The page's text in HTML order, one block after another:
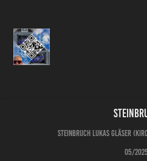
Steinbruch Lukas Gläser
05/2025